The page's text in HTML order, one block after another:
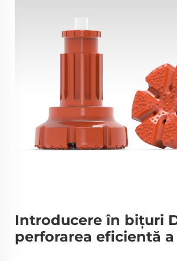
Introducere în bițuri
perforarea eficientă